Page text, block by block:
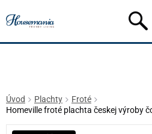
Úvod Plachty
Froté
Homeville froté plachta českej výroby